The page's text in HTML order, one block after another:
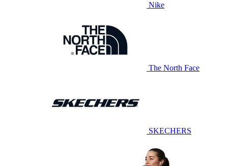
Nike
The North Face
SKECHERS